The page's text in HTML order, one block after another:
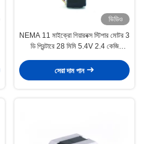
ভিডিও
NEMA 11 মাইক্রো গিয়ারবক্স স্টিপার মোটর 3
ডি প্রিন্টারে 28 মিমি 5.4V 2.4 কেজি
সেরা দাম পান